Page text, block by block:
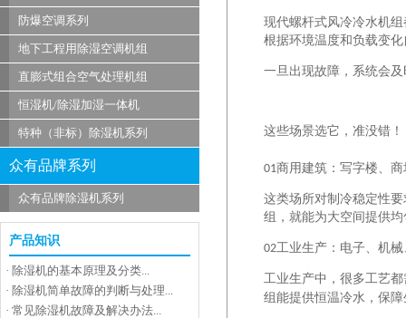
防爆空调系列
地下工程用除湿空调机组
直膨式组合空气处理机组
恒湿机/除湿加湿一体机
特种（非标）除湿机系列
众有品牌系列
众有品牌除湿机系列
产品知识
· 除湿机的基本原理及分类...
· 除湿机简单故障的判断与处理...
· 常见除湿机故障及解决办法...
现代螺杆式风冷冷水机
根据环境温度和负载变
一旦出现故障，系统会
这些场景选它，准没错！
01商用建筑：写字楼、
这类场所对制冷稳定性
组，就能为大空间提供
02工业生产：电子、机
工业生产中，很多工艺
组能提供恒温冷水，保